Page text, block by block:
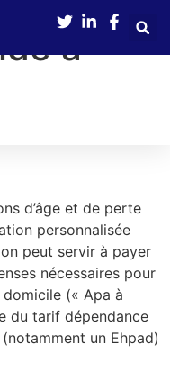
à
d’âge et de perte
personnalisée
peut servir à payer
nécessaires pour
(« Apa à
du tarif dépendance
un Ehpad)